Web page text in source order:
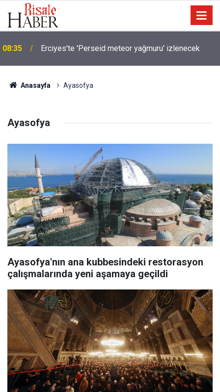
08:34
saldırmaya devam ediyor
Anasayfa Ayasofya
Ayasofya
Ayasofya'nın ana kubbesindeki restorasyon
çalışmalarında yeni aşamaya geçildi